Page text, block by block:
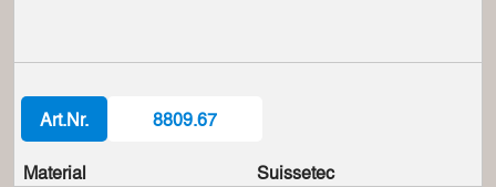
Art.Nr. 8809.67
Material
Suissetec